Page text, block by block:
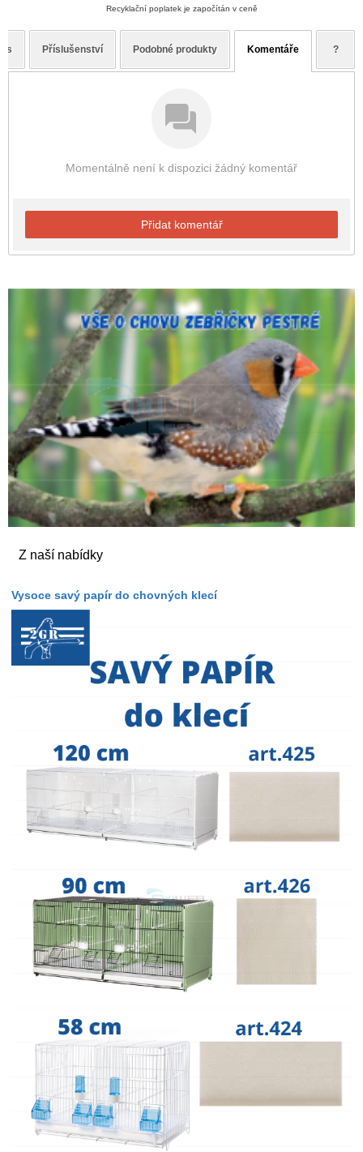
Z naší nabídky
Vysoce savý papír do chovných klecí
Recyklační poplatek je započítán v ceně
Příslušenství Podobné produkty Komentáře ?
Momentálně není k dispozici žádný komentář
Přidat komentář